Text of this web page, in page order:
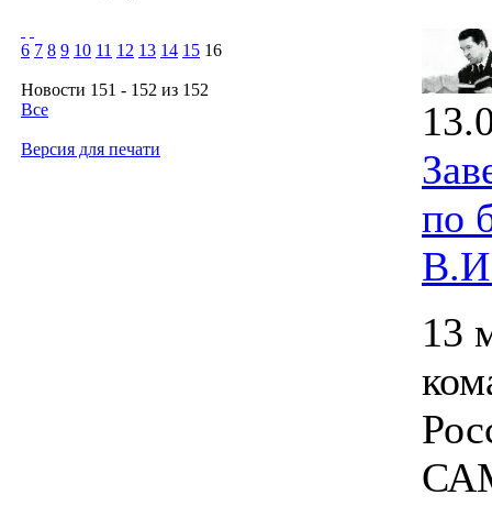
6 7 8 9 10 11 12 13 14 15 16
Новости 151 - 152 из 152
Все
Версия для печати
по
13